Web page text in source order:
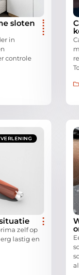
sloten
in
controle
zelf op
lastig en